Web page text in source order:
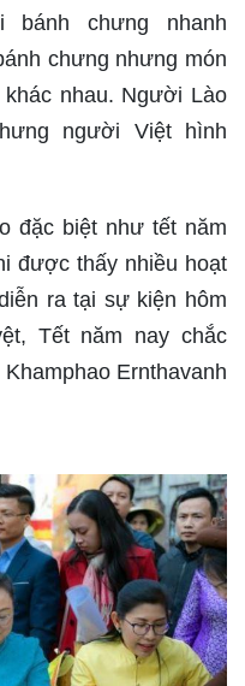
bánh chưng nhanh
chưng nhưng món
nhau. Người Lào
người Việt hình
đặc biệt như tết năm
được thấy nhiều hoạt
ra tại sự kiện hôm
Tết năm nay chắc
Ernthavanh